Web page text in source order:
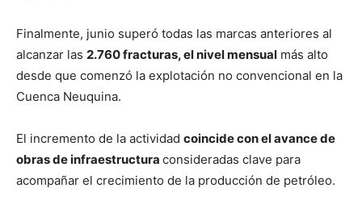
Finalmente, junio superó todas las marcas anteriores al
alcanzar las 2.760 fracturas, el nivel mensual más alto
desde que comenzó la explotación no convencional en la
Cuenca Neuquina.
El incremento de la actividad coincide con el avance de
obras de infraestructura consideradas clave para
acompañar el crecimiento de la producción de petróleo.